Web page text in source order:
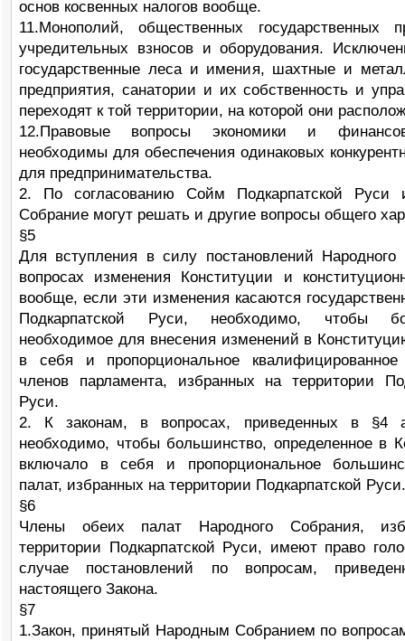
основ косвенных налогов вообще.
11.Монополий, общественных государственных
учредительных взносов и оборудования.
государственные леса и имения, шахтные и
предприятия, санатории и их собственность и
переходят к той территории, на которой они
12.Правовые вопросы экономики и
необходимы для обеспечения одинаковых
для предпринимательства.
2. По согласованию Сойм Подкарпатской Руси
Собрание могут решать и другие вопросы общего
§5
Для вступления в силу постановлений
вопросах изменения Конституции и
вообще, если эти изменения касаются
Подкарпатской Руси, необходимо, чтобы
необходимое для внесения изменений в
в себя и пропорциональное квалифицированное
членов парламента, избранных на территории
Руси.
2. К законам, в вопросах, приведенных в
необходимо, чтобы большинство, определенное в
включало в себя и пропорциональное
палат, избранных на территории Подкарпатской Руси.
§6
Члены обеих палат Народного Собрания,
территории Подкарпатской Руси, имеют право
случае постановлений по вопросам,
настоящего Закона.
§7
1.Закон, принятый Народным Собранием по